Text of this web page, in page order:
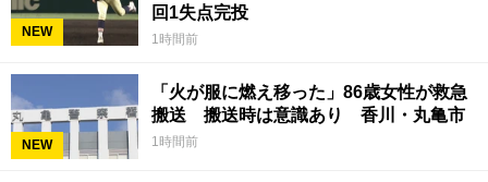
NEW
回1失点完投
1時間前
NEW
「火が服に燃え移った」86歳女性が救急
搬送 搬送時は意識あり 香川・丸亀市
1時間前